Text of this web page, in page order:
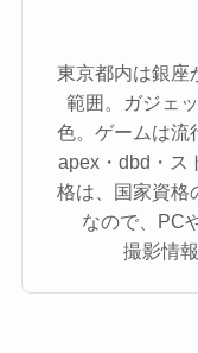
東京都内は銀座
範囲。ガジェ
色。ゲームは流
apex・dbd・ス
格は、国家資格
なので、PC
撮影情